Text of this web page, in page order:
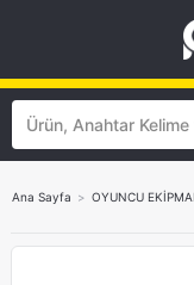
Ana Sayfa > OYUNCU